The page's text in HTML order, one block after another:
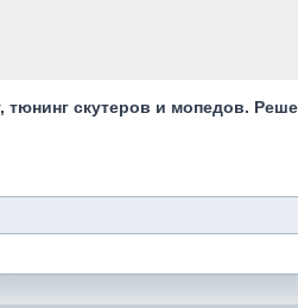
тюнинг скутеров и мопедов.